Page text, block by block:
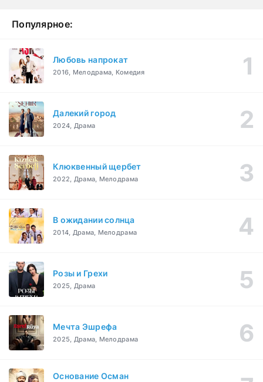
Популярное:
Любовь напрокат
2016, Мелодрама, Комедия
Далекий город
2024, Драма
Клюквенный щербет
2022, Драма, Мелодрама
В ожидании солнца
2014, Драма, Мелодрама
Розы и Грехи
2025, Драма
Мечта Эшрефа
2025, Драма, Мелодрама
Основание Осман